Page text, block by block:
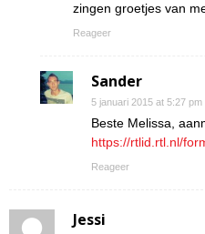
zingen groetjes van
Reageer
Sander
5 januari 2015 at 5:27 pm
Beste Melissa,
https://rtlid.rtl.nl/
Reageer
Jessi